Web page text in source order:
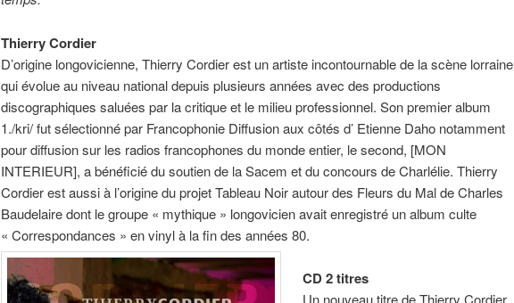
Thierry Cordier
D’origine longovicienne, Thierry Cordier est un artiste incontournable de la scène lorraine
qui évolue au niveau national depuis plusieurs années avec des productions
discographiques saluées par la critique et le milieu professionnel. Son premier album
1./kri/ fut sélectionné par Francophonie Diffusion aux côtés d’ Etienne Daho notamment
pour diffusion sur les radios francophones du monde entier, le second, [MON
INTERIEUR], a bénéficié du soutien de la Sacem et du concours de Charlélie. Thierry
Cordier est aussi à l’origine du projet Tableau Noir autour des Fleurs du Mal de Charles
Baudelaire dont le groupe « mythique » longovicien avait enregistré un album culte
« Correspondances » en vinyl à la fin des années 80.
CD 2 titres
Un nouveau titre de Thierry Cordier